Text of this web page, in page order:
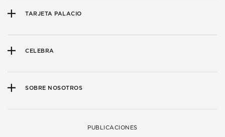
TARJETA PALACIO
CELEBRA
SOBRE NOSOTROS
PUBLICACIONES